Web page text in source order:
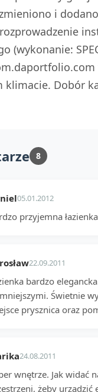
i
(wykonanie:
klimacie. Dobór
8
05.01.2012
przyjemna
22.09.2011
bardzo
Świetnie
prysznica oraz
24.08.2011
wnętrze. Jak widać
żeby urządzić